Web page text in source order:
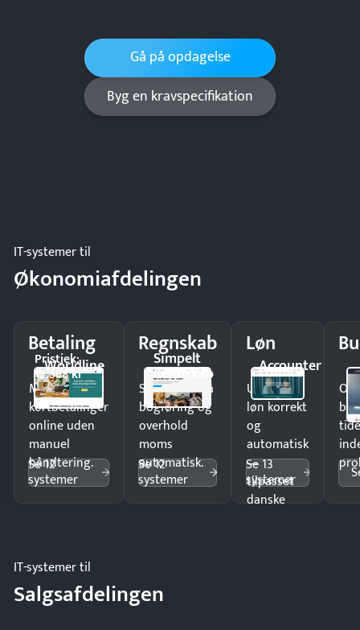
Gå på opdagelse
Byg en kravspecifikation
IT-systemer til
Økonomiafdelingen
Betaling
Worldline
Pristjek:
12.588 kr
Modtag
kortbetalinger
online uden
manuel
håndtering.
Se 12
systemer
Regnskab
Simpelt
Regnskab
Spar timer på
bogføring og
overhold
moms
automatisk.
Se 12
systemer
Løn
Accounter
Udbetal
løn korrekt
og
automatisk
—
tilpasset
danske
Se 13
systemer
IT-systemer til
Salgsafdelingen